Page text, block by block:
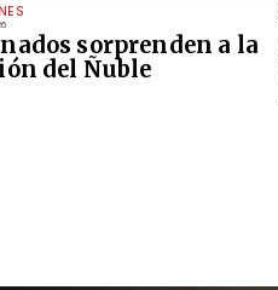
sorprenden a la
del Ñuble